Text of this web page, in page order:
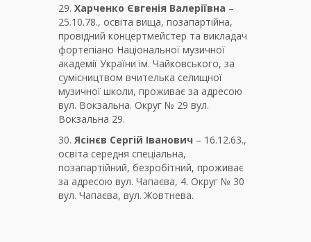
29. Харченко Євгенія Валеріївна –
25.10.78., освіта вища, позапартійна,
провідний концертмейстер та викладач
фортепіано Національної музичної
академії України ім. Чайковського, за
сумісництвом вчителька селищної
музичної школи, проживає за адресою
вул. Вокзальна. Округ № 29 вул.
Вокзальна 29.
30. Ясінєв Сергій Іванович – 16.12.63.,
освіта середня спеціальна,
позапартійний, безробітний, проживає
за адресою вул. Чапаєва, 4. Округ № 30
вул. Чапаєва, вул. Жовтнева.